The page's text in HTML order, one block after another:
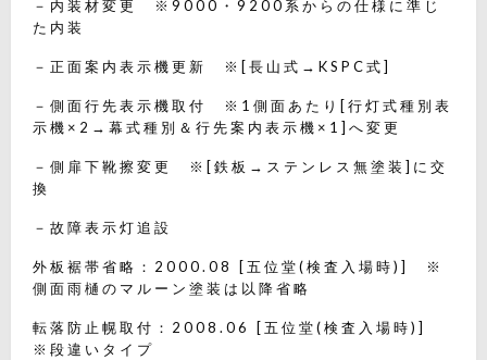
－内装材変更 ※9000・9200系からの仕様に準じ
た内装
－正面案内表示機更新 ※[長山式→KSPC式]
－側面行先表示機取付 ※1側面あたり[行灯式種別表
示機×2→幕式種別＆行先案内表示機×1]へ変更
－側扉下靴擦変更 ※[鉄板→ステンレス無塗装]に交
換
－故障表示灯追設
外板裾帯省略：2000.08 [五位堂(検査入場時)] ※
側面雨樋のマルーン塗装は以降省略
転落防止幌取付：2008.06 [五位堂(検査入場時)]
※段違いタイプ